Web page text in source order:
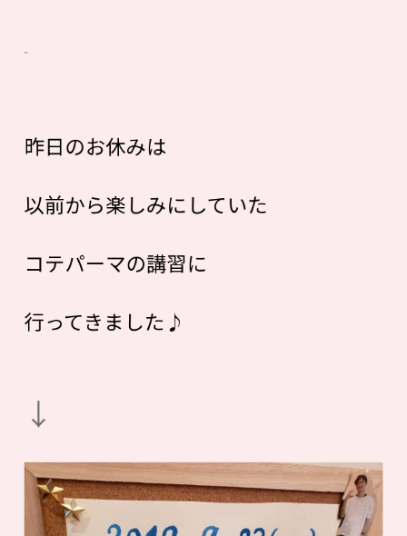
昨日のお休みは
以前から楽しみにしていた
コテパーマの講習に
行ってきました♪
↓